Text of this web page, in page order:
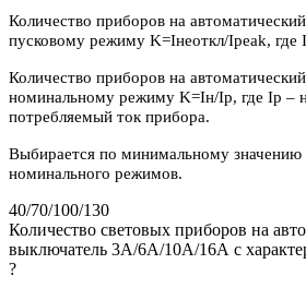
Количество приборов на
пусковому режиму K=Iнеоткл/Ipeak, где
Количество приборов на
номинальному режиму K=Iн/Iр, где Iр –
потребляемый ток прибора.
Выбирается по минимальному значению
номинального режимов.
40/70/100/130
Количество световых приборов на
выключатель 3А/6А/10А/16А с
?